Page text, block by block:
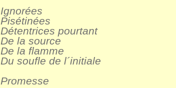
Ignorées
Pisétinées
Détentrices pourtant
De la source
De la flamme
Du soufle de l´initiale
Promesse